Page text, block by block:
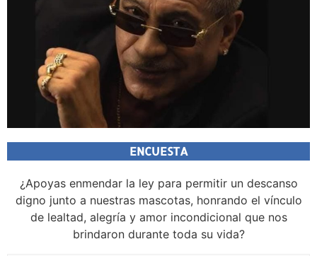
ENCUESTA
¿Apoyas enmendar la ley para permitir un descanso
digno junto a nuestras mascotas, honrando el vínculo
de lealtad, alegría y amor incondicional que nos
brindaron durante toda su vida?